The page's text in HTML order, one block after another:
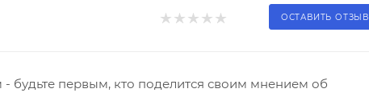
ОСТАВИТЬ ОТЗЫВ
будьте первым, кто поделится своим мнением об